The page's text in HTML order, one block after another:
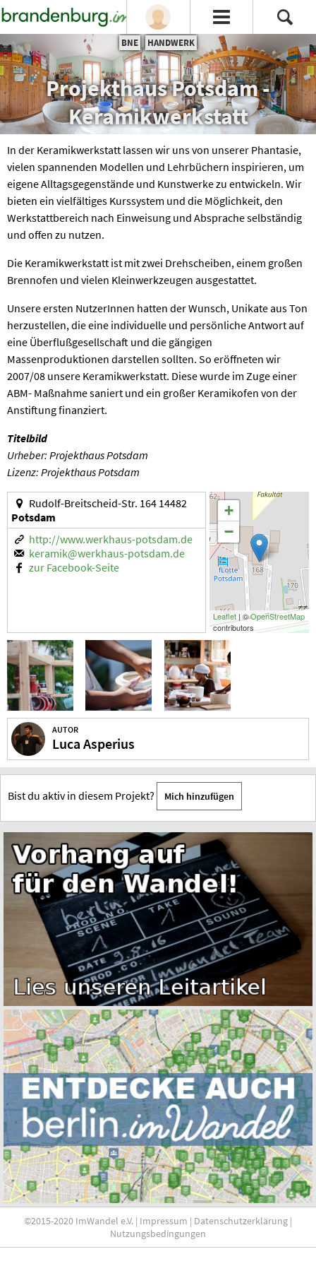
BNE HANDWERK
Projekthaus Potsdam -
Keramikwerkstatt
In der Keramikwerkstatt lassen wir uns von unserer Phantasie,
vielen spannenden Modellen und Lehrbüchern inspirieren, um
eigene Alltagsgegenstände und Kunstwerke zu entwickeln. Wir
bieten ein vielfältiges Kurssystem und die Möglichkeit, den
Werkstattbereich nach Einweisung und Absprache selbständig
und offen zu nutzen.
Die Keramikwerkstatt ist mit zwei Drehscheiben, einem großen
Brennofen und vielen Kleinwerkzeugen ausgestattet.
Unsere ersten NutzerInnen hatten der Wunsch, Unikate aus Ton
herzustellen, die eine individuelle und persönliche Antwort auf
eine Überflußgesellschaft und die gängigen
Massenproduktionen darstellen sollten. So eröffneten wir
2007/08 unsere Keramikwerkstatt. Diese wurde im Zuge einer
ABM- Maßnahme saniert und ein großer Keramikofen von der
Anstiftung finanziert.
Titelbild
Urheber: Projekthaus Potsdam
Lizenz: Projekthaus Potsdam
+
−
Leaflet| ©OpenStreetMap
contributors
Rudolf-Breitscheid-Str. 164 14482
Potsdam
http://www.werkhaus-potsdam.de
keramik@werkhaus-potsdam.de
zur Facebook-Seite
AUTOR
Luca Asperius
Bist du aktiv in diesem Projekt? Mich hinzufügen
©2015-2020 ImWandel e.V. | Impressum | Datenschutzerklärung |
Nutzungsbedingungen